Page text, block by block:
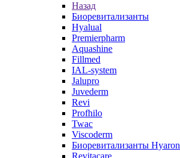
Назад
Биоревитализанты
Hyalual
Premierpharm
Aquashine
Fillmed
IAL-system
Jalupro
Juvederm
Revi
Profhilo
Twac
Viscoderm
Биоревитализанты Hyaron
Revitacare